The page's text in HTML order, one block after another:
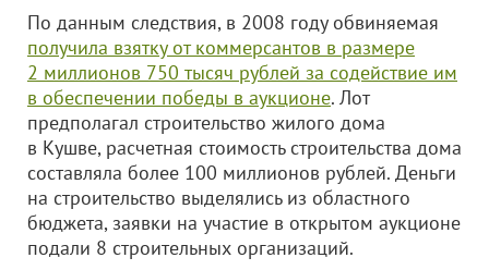
По данным следствия, в 2008 году обвиняемая
получила взятку от коммерсантов в размере
2 миллионов 750 тысяч рублей за содействие им
в обеспечении победы в аукционе. Лот
предполагал строительство жилого дома
в Кушве, расчетная стоимость строительства дома
составляла более 100 миллионов рублей. Деньги
на строительство выделялись из областного
бюджета, заявки на участие в открытом аукционе
подали 8 строительных организаций.